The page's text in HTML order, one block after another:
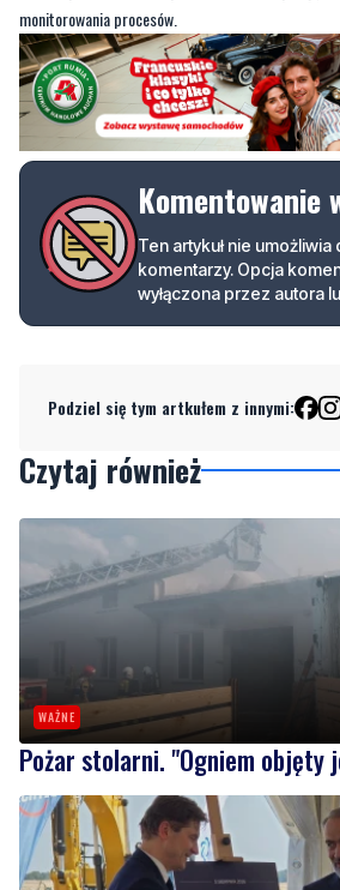
monitorowania procesów.
Komentowanie
Ten artykuł nie
komentarzy. Opcja
wyłączona przez autora
Podziel się tym artkułem z innymi:
Czytaj również
WAŻNE
Pożar stolarni. "Ogniem objęty